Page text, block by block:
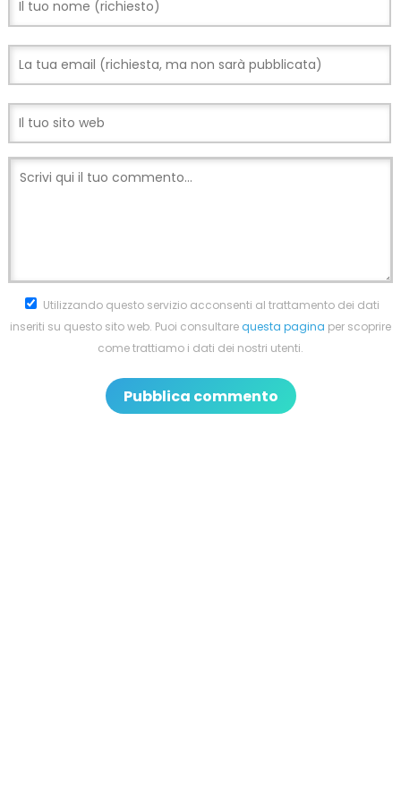
Utilizzando questo servizio acconsenti al trattamento dei dati
inseriti su questo sito web. Puoi consultarequesta pagina per scoprire
come trattiamo i dati dei nostri utenti.